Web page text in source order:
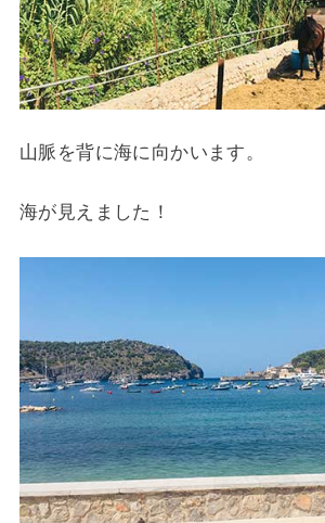
山脈を背に海に向かいます。
海が見えました！